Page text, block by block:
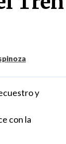
y
con la